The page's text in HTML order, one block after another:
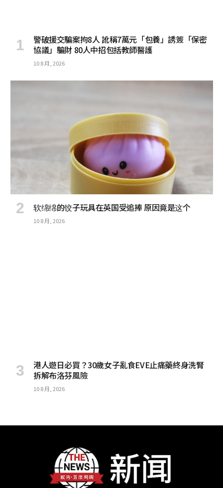
警破援交騙案拘8人 訛稱7萬元「包養」誘簽「保密
協議」騙財 80人中招包括教師醫護
10 8 月, 2026
软绵绵的饺子玩具在英国受追捧 原因竟是这个
10 8 月, 2026
港人遊日必買？30歲女子亂食EVE止痛藥終身洗腎
拆解布洛芬風險
10 8 月, 2026